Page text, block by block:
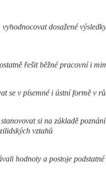
dosažené
řešit běžné pracovní i
se v písemné i ústní formě v
si na základě
vztahů
hodnoty a postoje